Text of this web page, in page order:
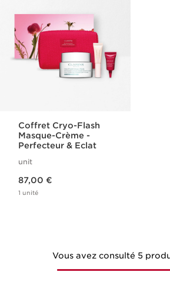
Coffret Cryo-Flash
Masque-Crème -
Perfecteur & Eclat
unit
87,00 €
1 unité
Vous avez consulté 5